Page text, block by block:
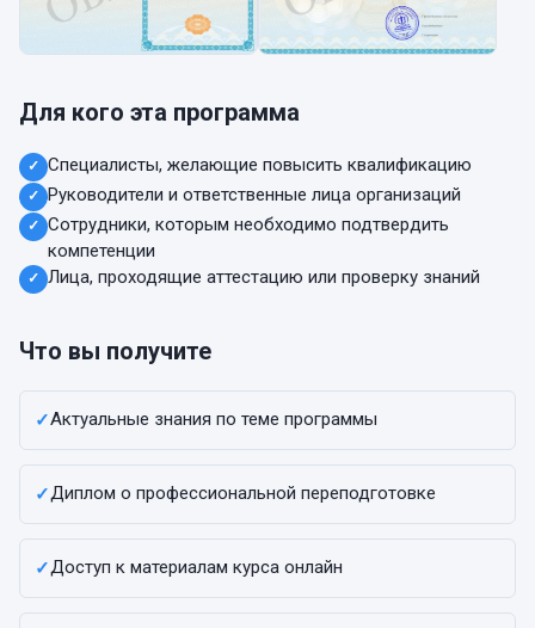
Для кого эта программа
✓ Специалисты, желающие повысить квалификацию
✓ Руководители и ответственные лица организаций
✓ Сотрудники, которым необходимо подтвердить
компетенции
✓ Лица, проходящие аттестацию или проверку знаний
Что вы получите
✓Актуальные знания по теме программы
✓Диплом о профессиональной переподготовке
✓Доступ к материалам курса онлайн